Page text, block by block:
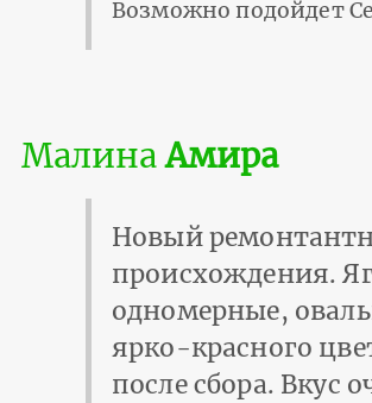
Возможно подойдет
МалинаАмира
Новый
происхождения.
одномерные,
ярко-красного
после сбора. Вкус